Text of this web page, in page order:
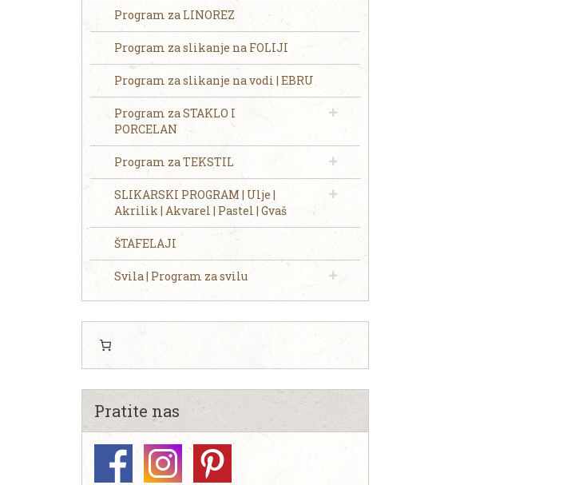
Program za LINOREZ
Program za slikanje na FOLIJI
Program za slikanje na vodi | EBRU
Program za STAKLO I
PORCELAN
Program za TEKSTIL
SLIKARSKI PROGRAM | Ulje |
Akrilik | Akvarel | Pastel | Gvaš
ŠTAFELAJI
Svila | Program za svilu
Pratite nas